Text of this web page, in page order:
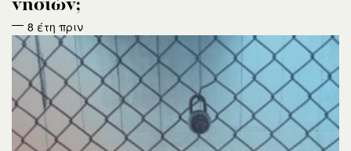
νησιών;
8 έτη πριν